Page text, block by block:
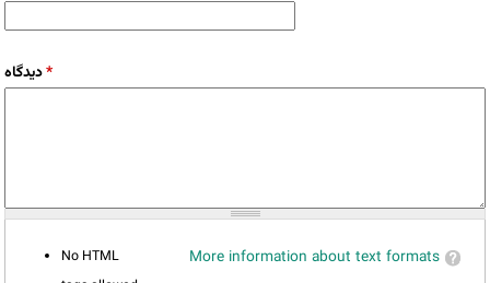
دیدگاه*
More information about text formats
No HTML